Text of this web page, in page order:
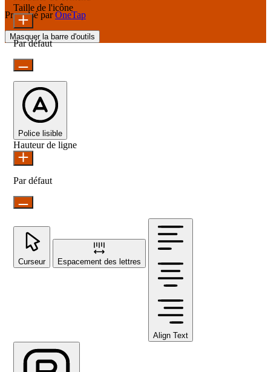
Propulsé parOneTap
Masquer la barre d'outils
Taille de l'icône
Par défaut
Police lisible
Hauteur de ligne
Par défaut
Curseur Espacement des lettres
Align Text